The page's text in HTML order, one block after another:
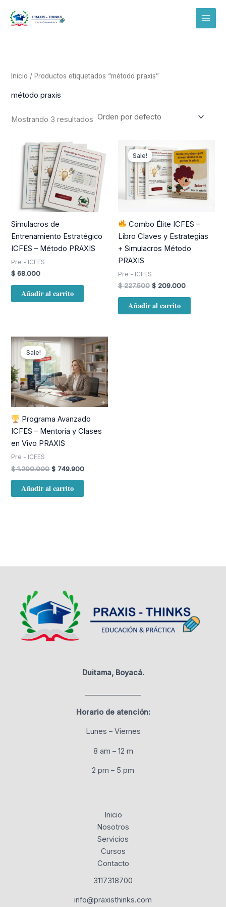
Inicio / Productos etiquetados “método praxis”
método praxis
Mostrando 3 resultados
Simulacros de
Entrenamiento Estratégico
ICFES – Método PRAXIS
Pre - ICFES
$ 68.000
Añadir al carrito
Sale!
Combo Élite ICFES –
Libro Claves y Estrategias
+ Simulacros Método
PRAXIS
Pre - ICFES
$227.500
price
was:
$ 227.500.
$ 209.000
price
is:
$ 209.000.
Añadir al carrito
Sale!
Programa Avanzado
ICFES – Mentoría y Clases
en Vivo PRAXIS
Pre - ICFES
$1.200.000
Original
price
was:
$ 1.200.000.
$ 749.900
Current
price
is:
$ 749.900.
Añadir al carrito
Duitama, Boyacá.
Horario de atención:
Lunes – Viernes
8 am – 12 m
2 pm – 5 pm
Inicio
Nosotros
Servicios
Cursos
Contacto
3117318700
info@praxisthinks.com